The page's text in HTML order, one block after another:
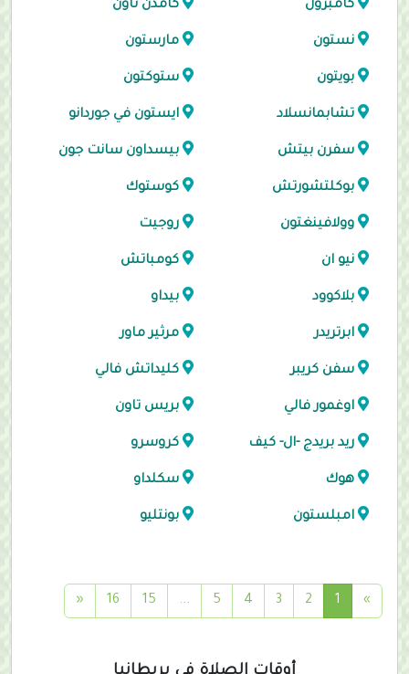
كامبرول كامدن تاون
نستون مارستون
بويتون ستوكتون
تشابمانسلاد ايستون في جوردانو
سفرن بيتش بيسداون سانت جون
بوكلتشورتش كوستوك
وولافينغتون روجيت
نيو ان كومباتش
بلاكوود بيداو
ابرتريدر مرثير ماور
سفن كريبر كليداتش فالي
اوغمور فالي بريس تاون
ريد بريدج -ال- كيف كروسرو
هوك سكلداو
امبلستون بونتليو
»
1
(
c
2
3
4
5
...
15
16
«